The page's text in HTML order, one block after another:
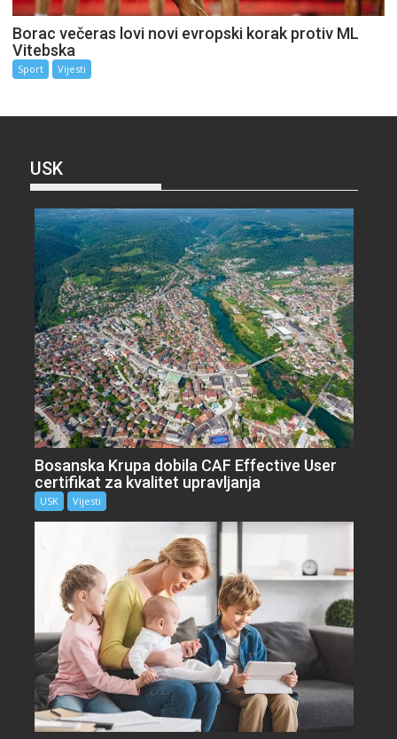
Borac večeras lovi novi evropski korak protiv ML
Vitebska
Sport Vijesti
USK
Bosanska Krupa dobila CAF Effective User
certifikat za kvalitet upravljanja
USK Vijesti